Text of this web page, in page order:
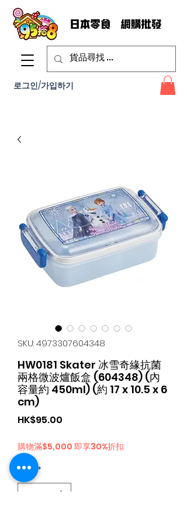
로그인/가입하기
SKU: 4973307604348
HW0181 Skater 冰雪奇緣抗菌
兩格微波爐飯盒 (604348) (內
容量約 450ml) (約 17 x 10.5 x 6
cm)
HK$95.00
購物滿$5,000 即享30%折扣
수량 *